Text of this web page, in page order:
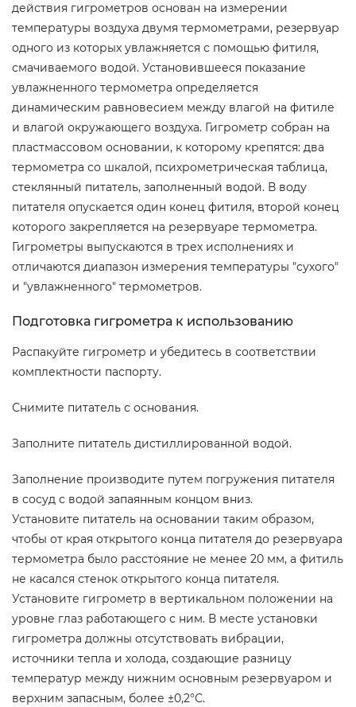
действия гигрометров основан на измерении
температуры воздуха двумя термометрами, резервуар
одного из которых увлажняется с помощью фитиля,
смачиваемого водой. Установившееся показание
увлажненного термометра определяется
динамическим равновесием между влагой на фитиле
и влагой окружающего воздуха. Гигрометр собран на
пластмассовом основании, к которому крепятся: два
термометра со шкалой, психрометрическая таблица,
стеклянный питатель, заполненный водой. В воду
питателя опускается один конец фитиля, второй конец
которого закрепляется на резервуаре термометра.
Гигрометры выпускаются в трех исполнениях и
отличаются диапазон измерения температуры "сухого"
и "увлажненного" термометров.
Подготовка гигрометра к использованию
Распакуйте гигрометр и убедитесь в соответствии
комплектности паспорту.
Снимите питатель с основания.
Заполните питатель дистиллированной водой.
Заполнение производите путем погружения питателя
в сосуд с водой запаянным концом вниз.
Установите питатель на основании таким образом,
чтобы от края открытого конца питателя до резервуара
термометра было расстояние не менее 20 мм, а фитиль
не касался стенок открытого конца питателя.
Установите гигрометр в вертикальном положении на
уровне глаз работающего с ним. В месте установки
гигрометра должны отсутствовать вибрации,
источники тепла и холода, создающие разницу
температур между нижним основным резервуаром и
верхним запасным, более ±0,2°С.